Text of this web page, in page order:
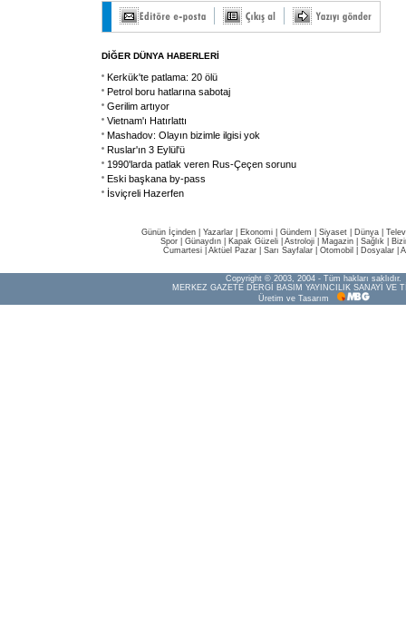
DİĞER DÜNYA HABERLERİ
Kerkük'te patlama: 20 ölü
Petrol boru hatlarına sabotaj
Gerilim artıyor
Vietnam'ı Hatırlattı
Mashadov: Olayın bizimle ilgisi yok
Ruslar'ın 3 Eylül'ü
1990'larda patlak veren Rus-Çeçen sorunu
Eski başkana by-pass
İsviçreli Hazerfen
Günün İçinden Yazarlar Ekonomi Gündem Siyaset Dünya |
Spor
Günaydın Kapak Güzeli Astroloji Magazin Sağlık
Cumartesi| Aktüel Pazar| Sarı Sayfalar| Otomobil Dosyalar|
Copyright © 2003, 2004 - Tüm hakları saklıdır.
MERKEZ GAZETE DERGİ BASIM YAYINCILIK SANAYİ VE
Üretim ve Tasarım